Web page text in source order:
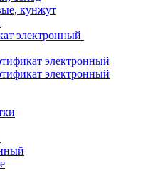
кунжут
электронный
электронный
электронный